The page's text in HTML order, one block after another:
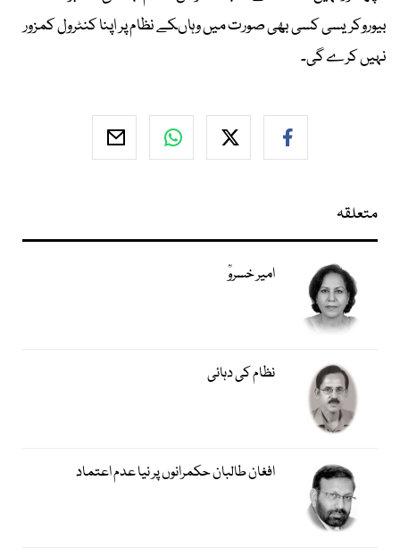
بیوروکریسی کسی بھی صورت میں وہاںکے نظام پر اپنا کنٹرول کمزور
نہیں کرے گی۔
متعلقہ
امیر خسروؒ
نظام کی دہائی
افغان طالبان حکمرانوں پر نیا عدم اعتماد